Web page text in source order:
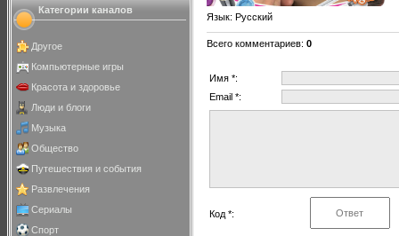
Категории каналов
Другое
Компьютерные игры
Красота и здоровье
Люди и блоги
Музыка
Общество
Путешествия и события
Развлечения
Сериалы
Спорт
Язык: Русский
Всего комментариев: 0
Имя *:
Email *:
Код *: